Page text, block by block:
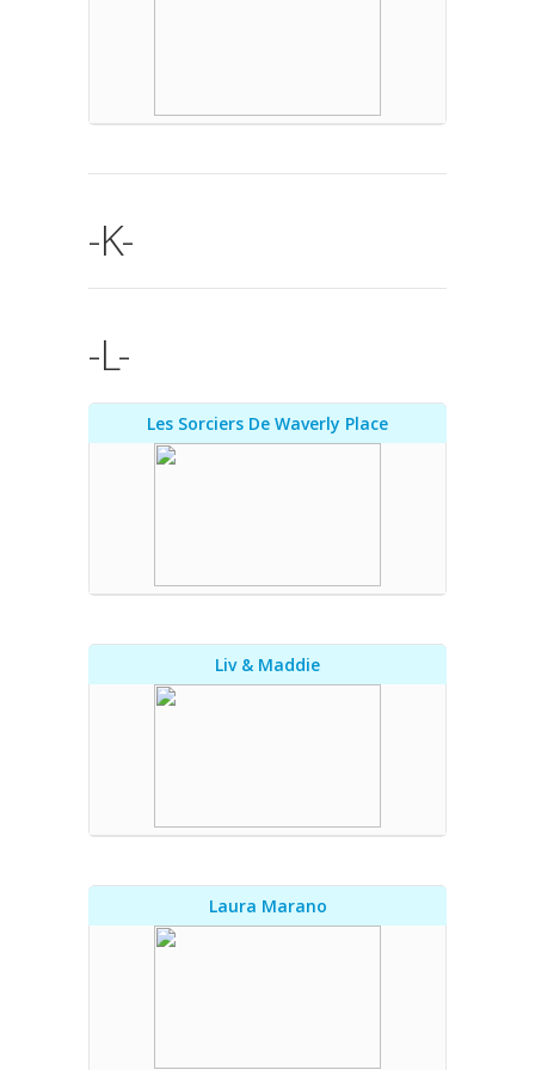
-K-
-L-
Les Sorciers De Waverly Place
Liv & Maddie
Laura Marano